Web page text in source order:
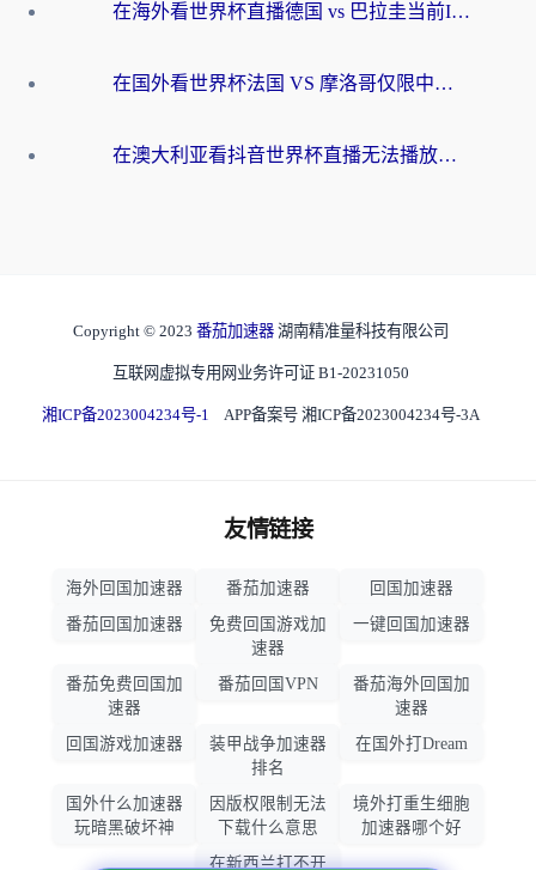
在海外看世界杯直播德国 vs 巴拉圭当前IP受限制？这篇指南帮你轻松解决地区限制
在国外看世界杯法国 VS 摩洛哥仅限中国大陆？别让地域限制拦下你的欢呼
在澳大利亚看抖音世界杯直播无法播放？海外党体育观赛终极指南来了！
Copyright © 2023 番茄加速器 湖南精准量科技有限公司
互联网虚拟专用网业务许可证 B1-20231050
湘ICP备2023004234号-1 APP备案号 湘ICP备2023004234号-3A
友情链接
海外回国加速器 番茄加速器
回国加速器
番茄回国加速器
免费回国游戏加
速器
一键回国加速器
番茄免费回国加
速器
番茄回国VPN
番茄海外回国加
速器
回国游戏加速器
装甲战争加速器
排名
在国外打Dream
国外什么加速器
玩暗黑破坏神
因版权限制无法
下载什么意思
境外打重生细胞
加速器哪个好
在新西兰打不开